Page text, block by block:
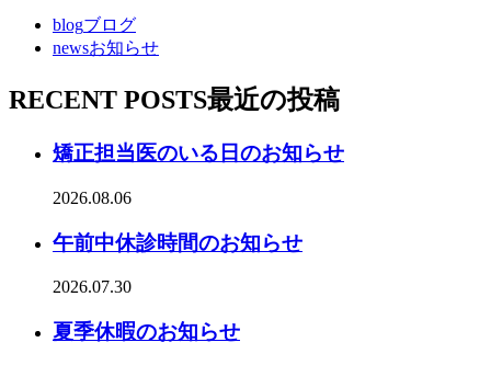
blogブログ
newsお知らせ
RECENT POSTS最近の投稿
矯正担当医のいる日のお知らせ
2026.08.06
午前中休診時間のお知らせ
2026.07.30
夏季休暇のお知らせ